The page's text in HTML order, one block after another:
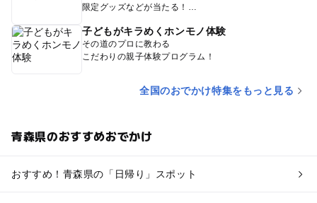
限定グッズなどが当たる！
子どもがキラめくホンモノ体験
その道のプロに教わる
こだわりの親子体験プログラム！
全国のおでかけ特集をもっと見る
青森県のおすすめおでかけ
おすすめ！青森県の「日帰り」スポット